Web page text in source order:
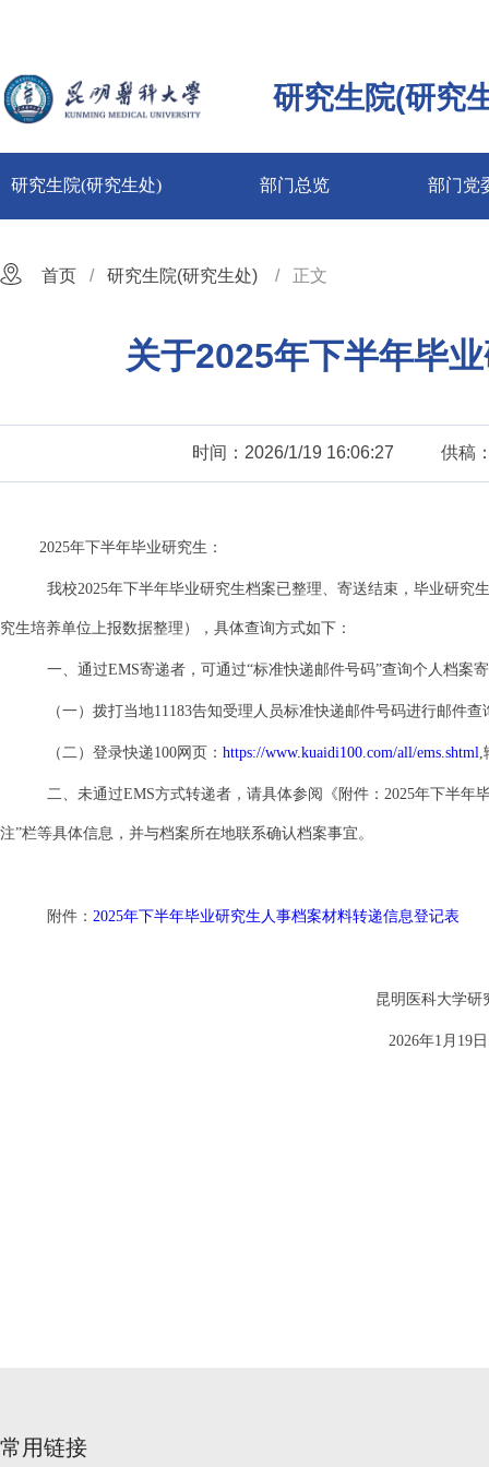
研究生院(研究
研究生院(研究生处) 部门总览 部门党
首页 研究生院(研究生处) 正文
关于2025年下半年毕
时间：2026/1/19 16:06:27 供稿
2025年下半年毕业研究生：
我校2025年下半年毕业研究生档案已整理、寄送结束，毕业研究
究生培养单位上报数据整理），具体查询方式如下：
一、通过EMS寄递者，可通过“标准快递邮件号码”查询个人档案
（一）拨打当地11183告知受理人员标准快递邮件号码进行邮件查
（二）登录快递100网页： https://www.kuaidi100.com/all/ems.shtml,
二、未通过EMS方式转递者，请具体参阅《附件：2025年下半年
注”栏等具体信息，并与档案所在地联系确认档案事宜。
附件： 2025年下半年毕业研究生人事档案材料转递信息登记表
昆明医科大学研究生
2026年1月19日
常用链接